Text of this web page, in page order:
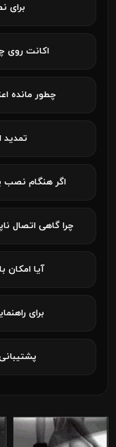
برای
اکانت روی
چطور مانده
اگر هنگام نصب
چرا گاهی اتصال
آیا امکان
برای